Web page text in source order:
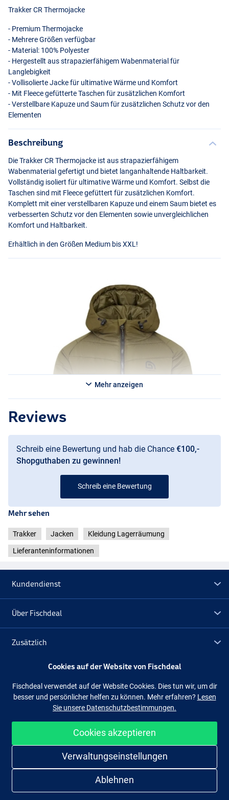
Trakker CR Thermojacke
- Premium Thermojacke
- Mehrere Größen verfügbar
- Material: 100% Polyester
- Hergestellt aus strapazierfähigem Wabenmaterial für
Langlebigkeit
- Vollisolierte Jacke für ultimative Wärme und Komfort
- Mit Fleece gefütterte Taschen für zusätzlichen Komfort
- Verstellbare Kapuze und Saum für zusätzlichen Schutz vor den
Elementen
Beschreibung
Die Trakker CR Thermojacke ist aus strapazierfähigem
Wabenmaterial gefertigt und bietet langanhaltende Haltbarkeit.
Vollständig isoliert für ultimative Wärme und Komfort. Selbst die
Taschen sind mit Fleece gefüttert für zusätzlichen Komfort.
Komplett mit einer verstellbaren Kapuze und einem Saum bietet es
verbesserten Schutz vor den Elementen sowie unvergleichlichen
Komfort und Haltbarkeit.
Erhältlich in den Größen Medium bisXXL!
Mehr anzeigen
Reviews
Schreib eine Bewertung und hab die Chance €100,-
Shopguthaben zu gewinnen!
Schreib eine Bewertung
Mehr sehen
Trakker Jacken Kleidung Lagerräumung
Lieferanteninformationen
Kundendienst
Über Fischdeal
Zusätzlich
Lagerräumung
Facebook
Einfach und sicher shoppen
Cookies auf der Website von Fischdeal
Fischdeal verwendet auf der Website Cookies. Dies tun wir, um dir
besser und persönlicher helfen zu können. Mehr erfahren? Lesen
Sie unsere Datenschutzbestimmungen.
Cookies akzeptieren
Verwaltungseinstellungen
Ablehnen